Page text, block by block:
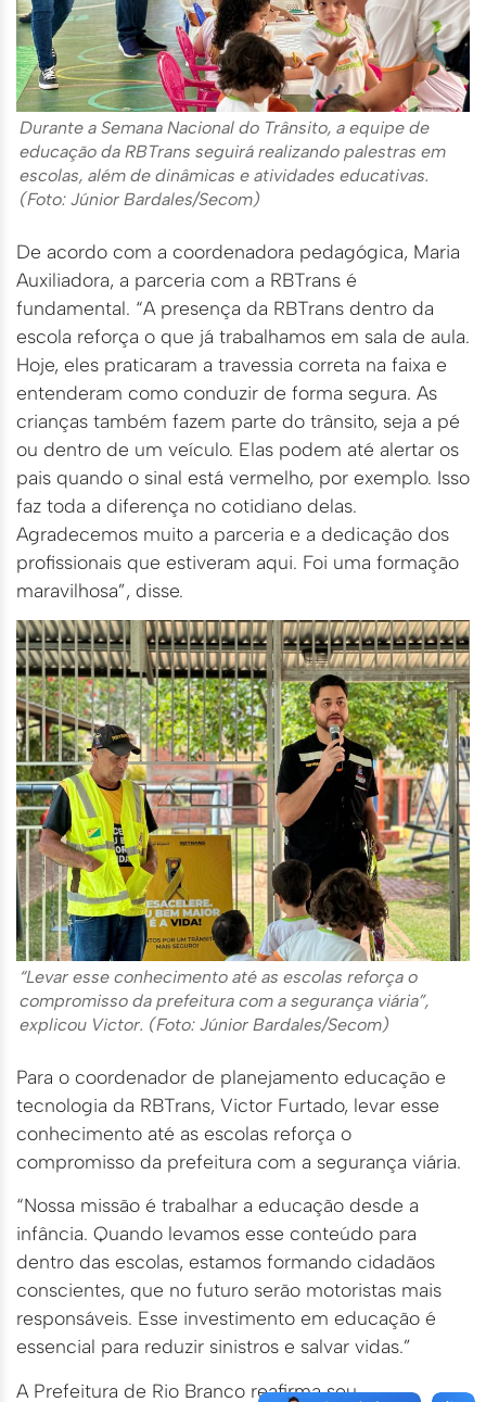
Durante a Semana Nacional do Trânsito, a equipe de
educação da RBTrans seguirá realizando palestras em
escolas, além de dinâmicas e atividades educativas.
(Foto: Júnior Bardales/Secom)
De acordo com a coordenadora pedagógica, Maria
Auxiliadora, a parceria com a RBTrans é
fundamental. “A presença da RBTrans dentro da
escola reforça o que já trabalhamos em sala de aula.
Hoje, eles praticaram a travessia correta na faixa e
entenderam como conduzir de forma segura. As
crianças também fazem parte do trânsito, seja a pé
ou dentro de um veículo. Elas podem até alertar os
pais quando o sinal está vermelho, por exemplo. Isso
faz toda a diferença no cotidiano delas.
Agradecemos muito a parceria e a dedicação dos
profissionais que estiveram aqui. Foi uma formação
maravilhosa”, disse.
“Levar esse conhecimento até as escolas reforça o
compromisso da prefeitura com a segurança viária”,
explicou Victor. (Foto: Júnior Bardales/Secom)
Para o coordenador de planejamento educação e
tecnologia da RBTrans, Victor Furtado, levar esse
conhecimento até as escolas reforça o
compromisso da prefeitura com a segurança viária.
“Nossa missão é trabalhar a educação desde a
infância. Quando levamos esse conteúdo para
dentro das escolas, estamos formando cidadãos
conscientes, que no futuro serão motoristas mais
responsáveis. Esse investimento em educação é
essencial para reduzir sinistros e salvar vidas.”
A Prefeitura de Rio Branco reafirma seu